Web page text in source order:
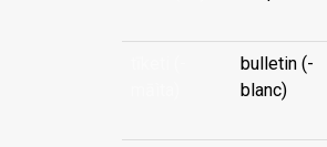
bulletin (-
blanc)